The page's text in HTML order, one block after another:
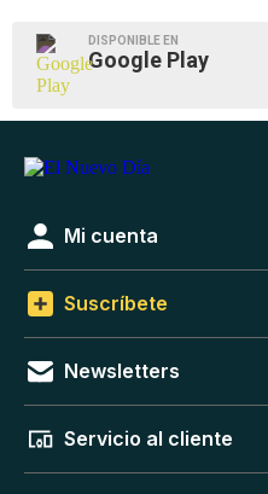
DISPONIBLE EN
Google Play
Mi cuenta
Suscríbete
Newsletters
Servicio al cliente